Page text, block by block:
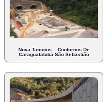
Nova Tamoios – Contornos De
Caraguatatuba São Sebastião